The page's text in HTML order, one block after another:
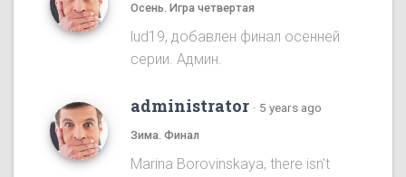
Осень. Игра четвертая
lud19, добавлен финал осенней
серии. Админ.
administrator · 5 years ago
Зима. Финал
Marina Borovinskaya, there isn't